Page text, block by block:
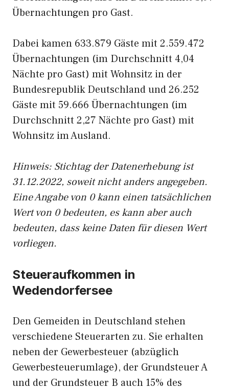
Übernachtungen pro Gast.
Dabei kamen 633.879 Gäste mit 2.559.472
Übernachtungen (im Durchschnitt 4,04
Nächte pro Gast) mit Wohnsitz in der
Bundesrepublik Deutschland und 26.252
Gäste mit 59.666 Übernachtungen (im
Durchschnitt 2,27 Nächte pro Gast) mit
Wohnsitz im Ausland.
Hinweis: Stichtag der Datenerhebung ist
31.12.2022, soweit nicht anders angegeben.
Eine Angabe von 0 kann einen tatsächlichen
Wert von 0 bedeuten, es kann aber auch
bedeuten, dass keine Daten für diesen Wert
vorliegen.
Steueraufkommen in
Wedendorfersee
Den Gemeiden in Deutschland stehen
verschiedene Steuerarten zu. Sie erhalten
neben der Gewerbesteuer (abzüglich
Gewerbesteuerumlage), der Grundsteuer A
und der Grundsteuer B auch 15% des